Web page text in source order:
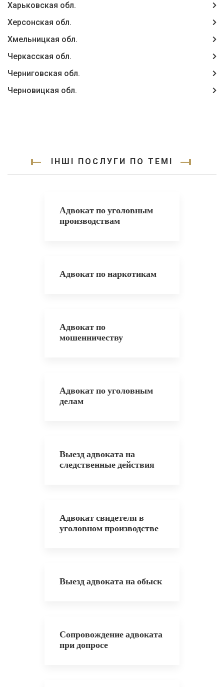
Харьковская обл.
Херсонская обл.
Хмельницкая обл.
Черкасская обл.
Черниговская обл.
Черновицкая обл.
ІНШІ ПОСЛУГИ ПО ТЕМІ
Адвокат по уголовным
производствам
Адвокат по наркотикам
Адвокат по
мошенничеству
Адвокат по уголовным
делам
Выезд адвоката на
следственные действия
Адвокат свидетеля в
уголовном производстве
Выезд адвоката на обыск
Сопровождение адвоката
при допросе